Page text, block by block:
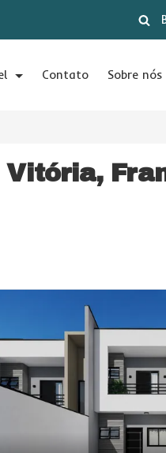
Contato Sobre nós
Vitória,